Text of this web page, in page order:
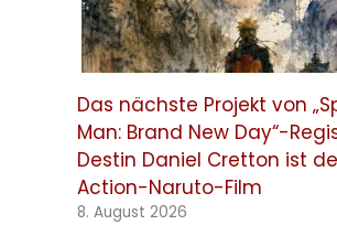
Das nächste Projekt von
Man: Brand New Day“-
Destin Daniel Cretton ist
Action-Naruto-Film
8. August 2026